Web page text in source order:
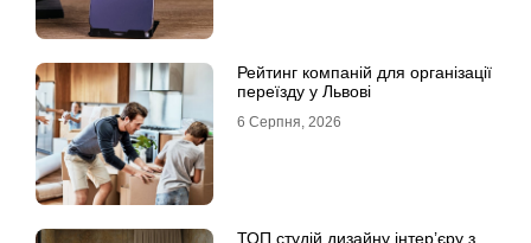
Рейтинг компаній для організації
переїзду у Львові
6 Серпня, 2026
ТОП студій дизайну інтер’єру з